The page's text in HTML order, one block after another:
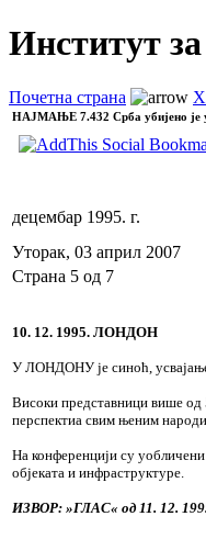
Институт
Почетна страна
НАЈМАЊЕ 7.432 Срба убијено
децембар 1995. г.
Уторак, 03 април 2007
Страна 5 од 7
10. 12. 1995. ЛОНДОН
У ЛОНДОНУ је синоћ,
Високи представници више од
перспектиа свим њеним
На конференцији су
објеката и инфраструктуре.
ИЗВОР: »ГЛАС« од 11. 12.